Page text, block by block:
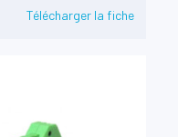
Télécharger la fiche